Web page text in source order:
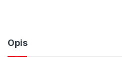
Opis